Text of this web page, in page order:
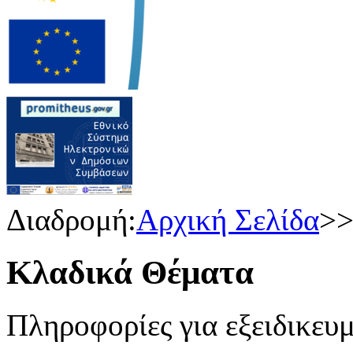
Διαδρομή:Αρχική Σελίδα>>
Κλαδικά Θέματα
Πληροφορίες για